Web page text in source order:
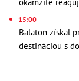
15:00
Balaton získal
destináciou s